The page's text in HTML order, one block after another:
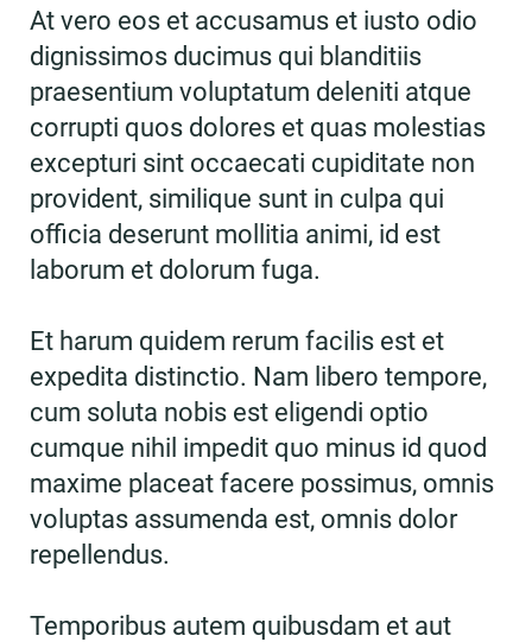
At vero eos et accusamus et iusto odio
dignissimos ducimus qui blanditiis
praesentium voluptatum deleniti atque
corrupti quos dolores et quas molestias
excepturi sint occaecati cupiditate non
provident, similique sunt in culpa qui
officia deserunt mollitia animi, id est
laborum et dolorum fuga.
Et harum quidem rerum facilis est et
expedita distinctio. Nam libero tempore,
cum soluta nobis est eligendi optio
cumque nihil impedit quo minus id quod
maxime placeat facere possimus, omnis
voluptas assumenda est, omnis dolor
repellendus.
Temporibus autem quibusdam et aut